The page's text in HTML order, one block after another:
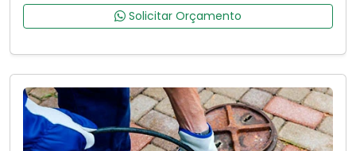
Solicitar Orçamento